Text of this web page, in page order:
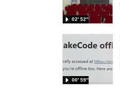
02′ 52″
00′ 59″